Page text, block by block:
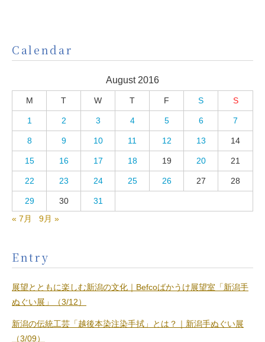
Calendar
August 2016
M T W T F S S
1 2 3 4 5 6 7
8 9 10 11 12 13 14
15 16 17 18 19 20 21
22 23 24 25 26 27 28
29 30
31
« 7月
9月 »
Entry
展望とともに楽しむ新潟の文化｜Befcoばかうけ展望室「新潟手
ぬぐい展」（3/12）
新潟の伝統工芸「越後本染注染手拭」とは？｜新潟手ぬぐい展
（3/09）